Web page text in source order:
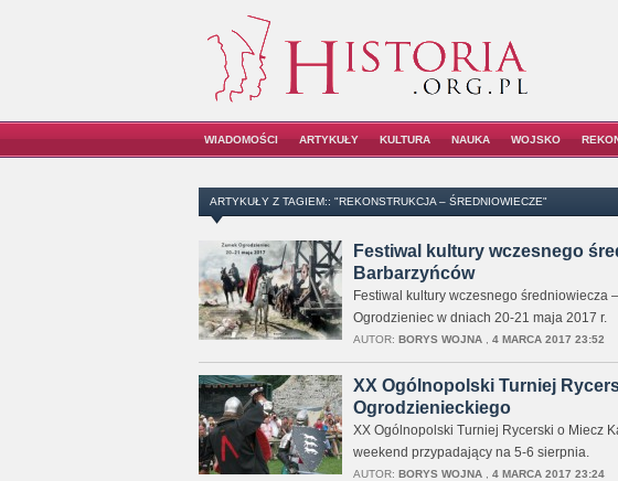
WIADOMOŚCI ARTYKUŁY KULTURA NAUKA WOJSKO
ARTYKUŁY Z TAGIEM:: "REKONSTRUKCJA – ŚREDNIOWIECZE"
Festiwal kultury wczesnego
Barbarzyńców
Festiwal kultury wczesnego średniowiecza
Ogrodzieniec w dniach 20-21 maja 2017 r.
AUTOR: BORYS WOJNA, 4 MARCA 2017 23:52
XX Ogólnopolski Turniej
Ogrodzienieckiego
XX Ogólnopolski Turniej Rycerski o Miecz
weekend przypadający na 5-6 sierpnia.
AUTOR: BORYS WOJNA, 4 MARCA 2017 23:24